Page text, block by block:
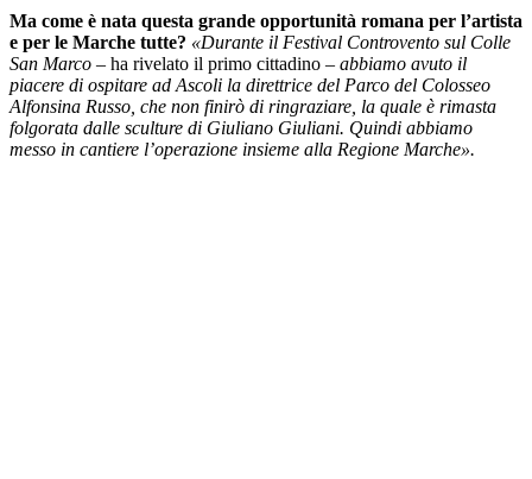
Ma come è nata questa grande opportunità romana per l’artista
e per le Marche tutte? «Durante il Festival Controvento sul Colle
San Marco – ha rivelato il primo cittadino – abbiamo avuto il
piacere di ospitare ad Ascoli la direttrice del Parco del Colosseo
Alfonsina Russo, che non finirò di ringraziare, la quale è rimasta
folgorata dalle sculture di Giuliano Giuliani. Quindi abbiamo
messo in cantiere l’operazione insieme alla Regione Marche».